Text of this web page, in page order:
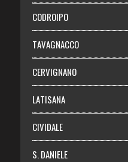
Necrologie
Chi siamo
Abbonati
Login
CODROIPO
TAVAGNACCO
CERVIGNANO
LATISANA
CIVIDALE
S. DANIELE